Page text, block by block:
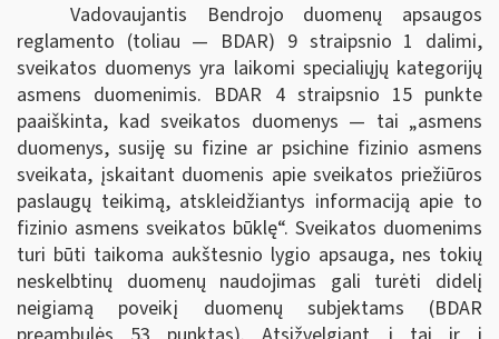
Vadovaujantis Bendrojo duomenų apsaugos
reglamento (toliau — BDAR) 9 straipsnio 1 dalimi,
sveikatos duomenys yra laikomi specialiųjų kategorijų
asmens duomenimis. BDAR 4 straipsnio 15 punkte
paaiškinta, kad sveikatos duomenys — tai „asmens
duomenys, susiję su fizine ar psichine fizinio asmens
sveikata, įskaitant duomenis apie sveikatos priežiūros
paslaugų teikimą, atskleidžiantys informaciją apie to
fizinio asmens sveikatos būklę“. Sveikatos duomenims
turi būti taikoma aukštesnio lygio apsauga, nes tokių
neskelbtinų duomenų naudojimas gali turėti didelį
neigiamą poveikį duomenų subjektams (BDAR